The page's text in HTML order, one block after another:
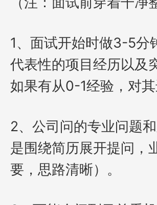
1、面试开始时做3-5分
代表性的项目经历以及
如果有从0-1经验，对
2、公司问的专业问题
是围绕简历展开提问，
要，思路清晰）。